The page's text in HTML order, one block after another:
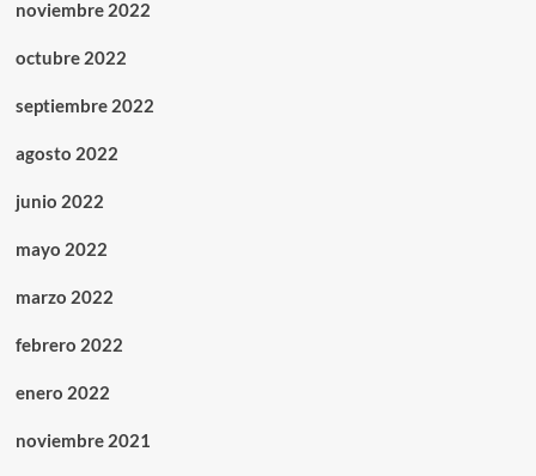
noviembre 2022
octubre 2022
septiembre 2022
agosto 2022
junio 2022
mayo 2022
marzo 2022
febrero 2022
enero 2022
noviembre 2021